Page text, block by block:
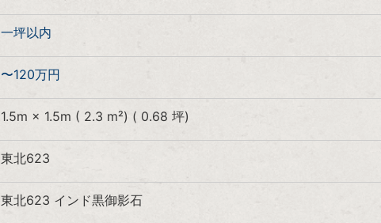
一坪以内
〜120万円
1.5m × 1.5m ( 2.3 m²) ( 0.68 坪)
東北623
東北623 インド黒御影石